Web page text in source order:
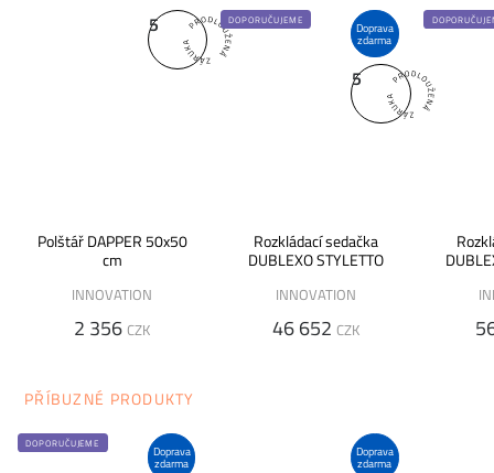
5
Polštář DAPPER 50x50
cm
INNOVATION
2 356 CZK
Doprava
zdarma
5
DOPORUČUJEME
Rozkládací sedačka
DUBLEXO STYLETTO
INNOVATION
46 652 CZK
PŘÍBUZNÉ PRODUKTY
Doprava
zdarma
DOPORUČUJEME Doprava
zdarma